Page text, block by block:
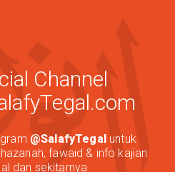
Channel
@SalafyTegaluntuk
fawaid & info kajian
dan sekitarnya